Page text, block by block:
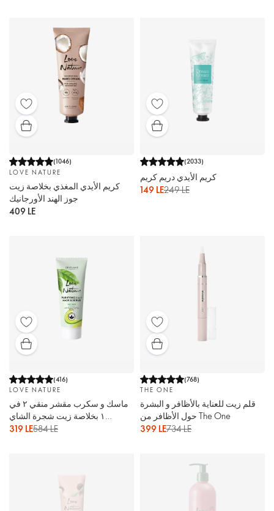
(1046)
LOVE NATURE
كريم الأيدي المغذي بخلاصة زيت
جوز الهند الأورجانيك
409 LE
(2033)
كريم الأيدي دريم كريم
149 LE249 LE
(416)
LOVE NATURE
ماسك و سكرب مقشر منقي ٢ في
١ بخلاصة زيت شجرة الشاي
الأورجانيك و الليمون
319 LE584 LE
(768)
THE ONE
قلم زيت للعناية بالأظافر و البشرة
حول الأظافر من The One
399 LE734 LE